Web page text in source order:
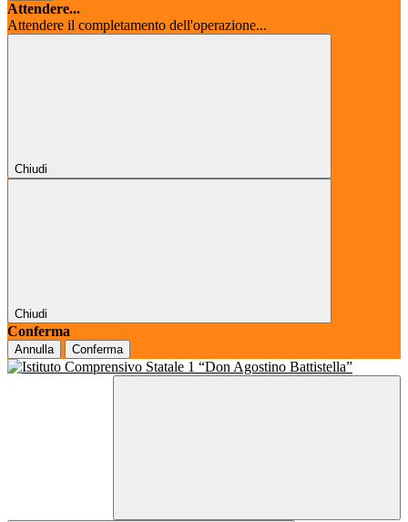
Attendere...
Attendere il completamento dell'operazione...
Chiudi
Chiudi
Conferma
Annulla Conferma